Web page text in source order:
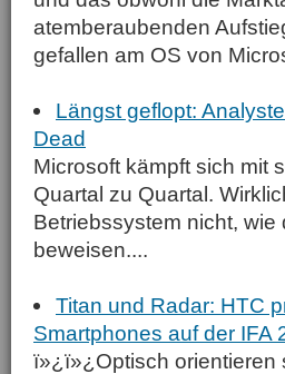
atemberaubenden
gefallen am OS von
Längst geflopt:
Dead
Microsoft kämpft sich mit
Quartal zu Quartal.
Betriebssystem nicht,
beweisen....
Titan und Radar: HTC
Smartphones auf der IFA
ï»¿ï»¿Optisch orientieren